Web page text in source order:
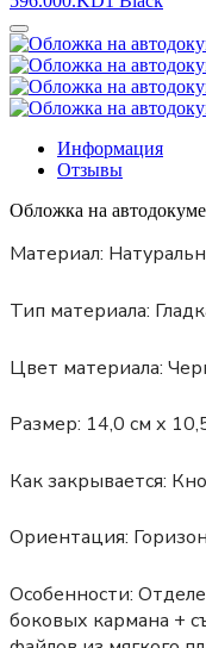
Информация
Отзывы
Обложка на
Материал:
Тип материала:
Цвет материала:
Размер: 14,0 см х
Как закрывается:
Ориентация:
Особенности:
боковых кармана +